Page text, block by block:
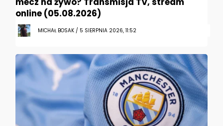
online (05.08.2026)
MICHAŁ BOSAK / 5 SIERPNIA 2026, 11:52